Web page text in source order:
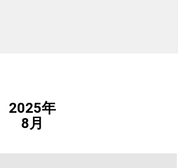
2025年
8月